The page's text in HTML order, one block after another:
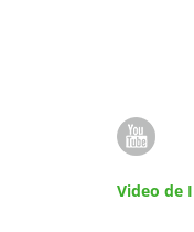
Video de